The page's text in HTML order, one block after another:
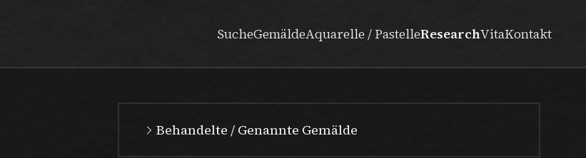
SucheGemäldeAquarelle / PastelleResearchVitaKontakt
Behandelte / Genannte Gemälde